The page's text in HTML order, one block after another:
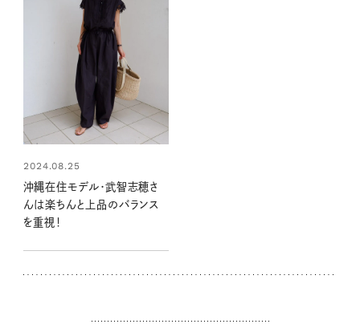
2024.08.25
沖縄在住モデル・武智志穂さ
んは楽ちんと上品のバランス
を重視！